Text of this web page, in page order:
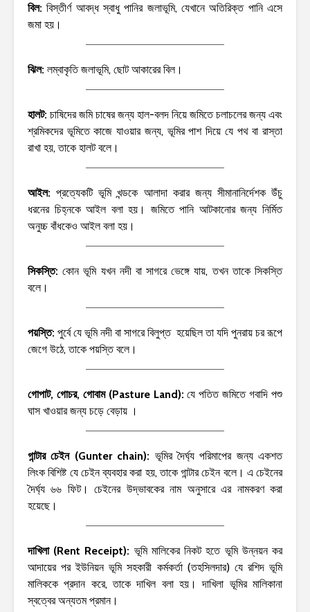
বিল:বিস্তীর্ণ আবদ্ধ স্বাধু পানির জলাভূমি, যেখানে অতিরিক্ত পানি এসে
জমা হয়।
ঝিল: লম্বাকৃতি জলাভূমি, ছোট আকারের বিল।
হালট: চাষিদের জমি চাষের জন্য হাল-বলদ নিয়ে জমিতে চলাচলের জন্য এবং
শ্রমিকদের ভূমিতে কাজে যাওয়ার জন্য, ভূমির পাশ দিয়ে যে পথ বা রাস্তা
রাখা হয়, তাকে হালট বলে।
আইল:প্রত্যেকটি ভূমি খন্ডকে আলাদা করার জন্য সীমানানির্দেশক উঁচু
ধরনের চিহ্নকে আইল বলা হয়। জমিতে পানি আটকানোর জন্য নির্মিত
অনুচ্চ বাঁধকেও আইল বলা হয়।
সিকস্তি:কোন ভূমি যখন নদী বা সাগরে ভেঙ্গে যায়, তখন তাকে সিকস্তি
বলে।
পয়স্তি: পুর্বে যে ভূমি নদী বা সাগরে বিলুপ্ত হয়েছিল তা যদি পুনরায় চর রূপে
জেগে উঠে, তাকে পয়স্তি বলে।
গোপাট, গোচর, গোবাম (Pasture Land):যে পতিত জমিতে গবাদি পশু
ঘাস খাওয়ার জন্য চড়ে বেড়ায় ।
গান্টার চেইন (Gunter chain): ভূমির দৈর্ঘ্য পরিমাপের জন্য একশত
লিংক বিশিষ্ট যে চেইন ব্যবহার করা হয়, তাকে গান্টার চেইন বলে। এ চেইনের
দৈর্ঘ্য ৬৬ ফিট। চেইনের উদ্ভাবকের নাম অনুসারে এর নামকরণ করা
হয়েছে।
দাখিলা (Rent Receipt): ভূমি মালিকের নিকট হতে ভূমি উন্নয়ন কর
আদায়ের পর ইউনিয়ন ভূমি সহকারী কর্মকর্তা (তহসিলদার) যে রশিদ ভূমি
মালিককে প্রদান করে, তাকে দাখিল বলা হয়। দাখিলা ভূমির মালিকানা
স্বত্বের অন্যতম প্রমান।